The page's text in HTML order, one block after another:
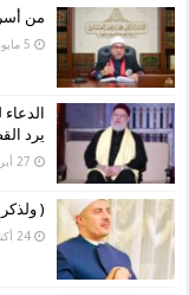
من
5 مايو، 2026
يرد
27 أبريل، 2026
(
24 أكتوبر، 2024